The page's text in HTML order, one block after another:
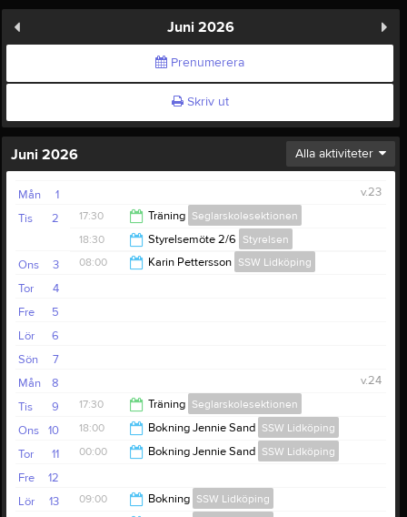
Juni 2026
Prenumerera
Skriv ut
Juni 2026 Alla aktiviteter
1
Mån
v.23
2
Tis 17:30 Träning Seglarskolesektionen
20:00
18:30 Styrelsemöte 2/6 Styrelsen
3
Ons 08:00 Karin Pettersson SSW Lidköping
4
Tor
5
Fre
6
Lör
7
Sön
8
Mån
v.24
9
Tis 17:30 Träning Seglarskolesektionen
20:00
10
Ons 18:00 Bokning Jennie Sand SSW Lidköping
11
Tor 00:00 Bokning Jennie Sand SSW Lidköping
02:00
12
Fre
13
Lör 09:00 Bokning SSW Lidköping